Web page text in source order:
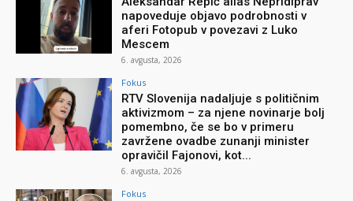
napoveduje objavo podrobnosti v
aferi Fotopub v povezavi z Luko
Mescem
6. avgusta, 2026
Fokus
RTV Slovenija nadaljuje s političnim
aktivizmom – za njene novinarje bolj
pomembno, če se bo v primeru
zavržene ovadbe zunanji minister
opravičil Fajonovi, kot...
6. avgusta, 2026
Fokus